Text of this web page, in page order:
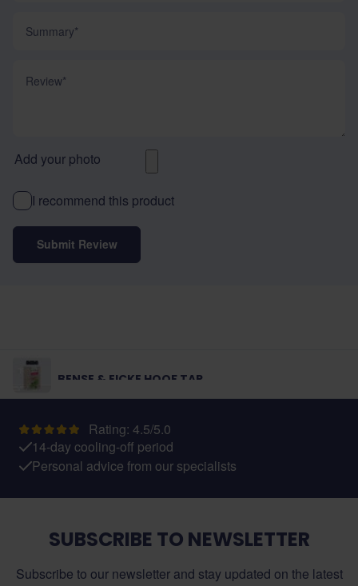
Add your photo
I recommend this product
Submit Review
BENSE & EICKE HOOF TAR
Rating: 4.5/5.0
14-day cooling-off period
Personal advice from our specialists
SUBSCRIBE TO NEWSLETTER
Subscribe to our newsletter and stay updated on the latest